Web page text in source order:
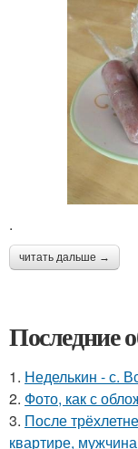
.
читать дальше →
Последние
1. Неделькин - с.
2. Фото, как с
3. После
квартире,